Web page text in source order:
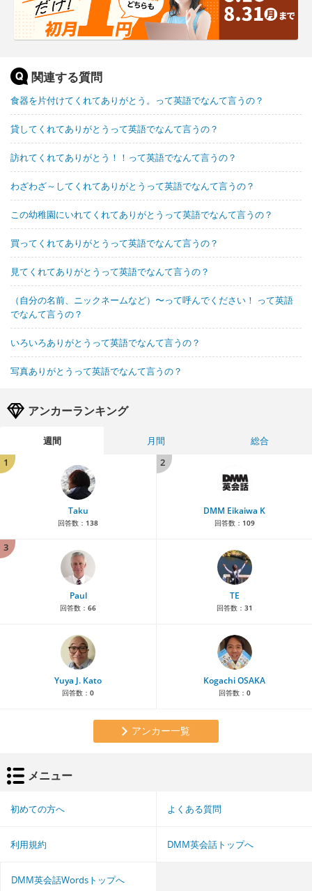
関連する質問
食器を片付けてくれてありがとう。って英語でなんて言うの？
貸してくれてありがとうって英語でなんて言うの？
訪れてくれてありがとう！！って英語でなんて言うの？
わざわざ～してくれてありがとうって英語でなんて言うの？
この幼稚園にいれてくれてありがとうって英語でなんて言うの？
買ってくれてありがとうって英語でなんて言うの？
見てくれてありがとうって英語でなんて言うの？
（自分の名前、ニックネームなど）〜って呼んでください！ って英語
でなんて言うの？
いろいろありがとうって英語でなんて言うの？
写真ありがとうって英語でなんて言うの？
アンカーランキング
週間 月間
総合
1
Taku
回答数： 138
2
DMM Eikaiwa K
回答数： 109
3
Paul
回答数： 66
TE
回答数： 31
Yuya J. Kato
回答数： 0
Kogachi OSAKA
回答数： 0
アンカー一覧
メニュー
初めての方へ よくある質問
利用規約 DMM英会話トップへ
DMM英会話Wordsトップへ